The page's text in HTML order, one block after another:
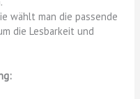
wählt man die passende
die Lesbarkeit und